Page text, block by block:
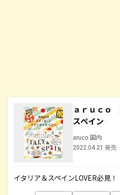
ａｒｕｃｏ
スペイン
aruco 国内
2022.04.21 発売
イタリア＆スペインLOVER必見！